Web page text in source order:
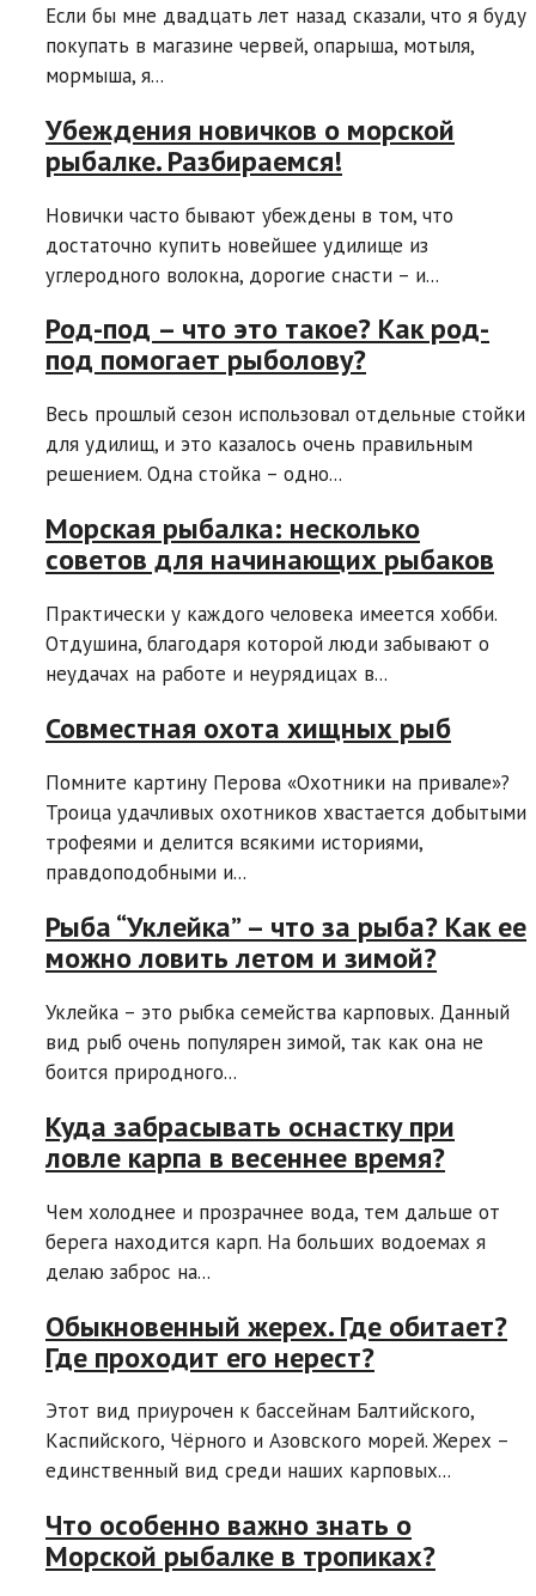
Если бы мне двадцать лет назад сказали, что я буду
покупать в магазине червей, опарыша, мотыля,
мормыша, я...
Убеждения новичков о морской
рыбалке. Разбираемся!
Новички часто бывают убеждены в том, что
достаточно купить новейшее удилище из
углеродного волокна, дорогие снасти – и...
Род-под – что это такое? Как род-
под помогает рыболову?
Весь прошлый сезон использовал отдельные стойки
для удилищ, и это казалось очень правильным
решением. Одна стойка – одно...
Морская рыбалка: несколько
советов для начинающих рыбаков
Практически у каждого человека имеется хобби.
Отдушина, благодаря которой люди забывают о
неудачах на работе и неурядицах в...
Совместная охота хищных рыб
Помните картину Перова «Охотники на привале»?
Троица удачливых охотников хвастается добытыми
трофеями и делится всякими историями,
правдоподобными и...
Рыба “Уклейка” – что за рыба? Как ее
можно ловить летом и зимой?
Уклейка – это рыбка семейства карповых. Данный
вид рыб очень популярен зимой, так как она не
боится природного...
Куда забрасывать оснастку при
ловле карпа в весеннее время?
Чем холоднее и прозрачнее вода, тем дальше от
берега находится карп. На больших водоемах я
делаю заброс на...
Обыкновенный жерех. Где обитает?
Где проходит его нерест?
Этот вид приурочен к бассейнам Балтийского,
Каспийского, Чёрного и Азовского морей. Жерех –
единственный вид среди наших карповых...
Что особенно важно знать о
Морской рыбалке в тропиках?